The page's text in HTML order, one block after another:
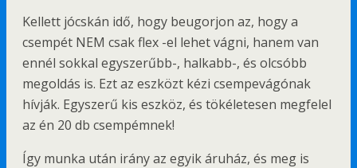
Kellett jócskán idő, hogy beugorjon az, hogy a
csempét NEM csak flex -el lehet vágni, hanem van
ennél sokkal egyszerűbb-, halkabb-, és olcsóbb
megoldás is. Ezt az eszközt kézi csempevágónak
hívják. Egyszerű kis eszköz, és tökéletesen megfelel
az én 20 db csempémnek!
Így munka után irány az egyik áruház, és meg is